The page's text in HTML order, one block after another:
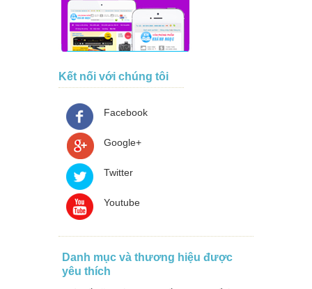
Kết nối với chúng tôi
Facebook
Google+
Twitter
Youtube
Danh mục và thương hiệu được
yêu thích